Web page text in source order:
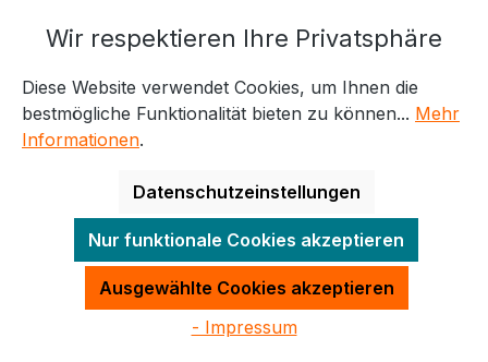
ID Identity T-Shirt Herren 2000
Farbeauswählen
Regulärer Preis:
Details
Wir respektieren Ihre Privatsphäre
Diese Website verwendet Cookies, um Ihnen die
bestmögliche Funktionalität bieten zu können... Mehr
Informationen.
Datenschutzeinstellungen
Nur funktionale Cookies akzeptieren
Ausgewählte Cookies akzeptieren
- Impressum